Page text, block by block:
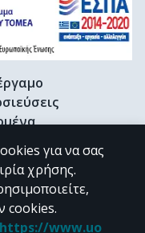
βιβλιογραφία
NC 4.0
για να σας
χρήσης.
cookies.
https://www.uo